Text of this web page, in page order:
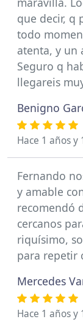
que decir, q
todo
atenta, y un
Seguro q
llegareis
Benigno
Hace 1 años y
Fernando
y amable
recomendó
cercanos
riquísimo,
para repetir
Mercedes
Hace 1 años y